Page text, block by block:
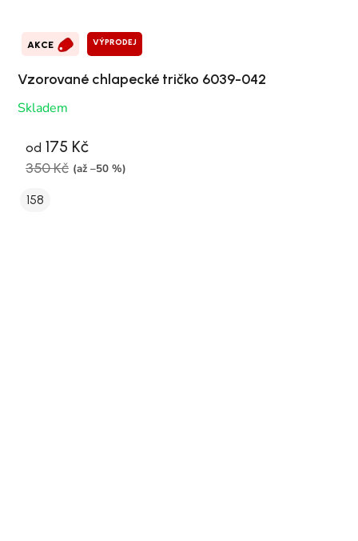
AKCE VÝPRODEJ
Vzorované chlapecké tričko 6039-042
Skladem
od 175 Kč
350 Kč (až –50 %)
158